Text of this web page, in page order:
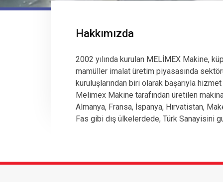
Hakkımızda
2002 yılında kurulan MELİMEX Makine,
mamüller imalat üretim piyasasında
kuruluşlarından biri olarak başarıyla
Melimex Makine tarafından üretilen
Almanya, Fransa, İspanya, Hırvatistan,
Fas gibi dış ülkelerdede, Türk Sanayisini